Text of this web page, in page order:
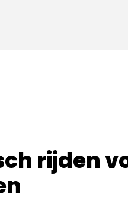
rijden